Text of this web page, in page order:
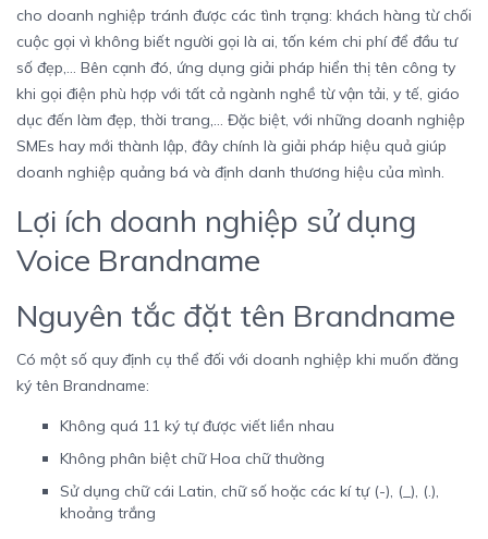
cho doanh nghiệp tránh được các tình trạng: khách hàng từ chối
cuộc gọi vì không biết người gọi là ai, tốn kém chi phí để đầu tư
số đẹp,… Bên cạnh đó, ứng dụng giải pháp hiển thị tên công ty
khi gọi điện phù hợp với tất cả ngành nghề từ vận tải, y tế, giáo
dục đến làm đẹp, thời trang,… Đặc biệt, với những doanh nghiệp
SMEs hay mới thành lập, đây chính là giải pháp hiệu quả giúp
doanh nghiệp quảng bá và định danh thương hiệu của mình.
Lợi ích doanh nghiệp sử dụng
Voice Brandname
Nguyên tắc đặt tên Brandname
Có một số quy định cụ thể đối với doanh nghiệp khi muốn đăng
ký tên Brandname:
Không quá 11 ký tự được viết liền nhau
Không phân biệt chữ Hoa chữ thường
Sử dụng chữ cái Latin, chữ số hoặc các kí tự (-), (_), (.),
khoảng trắng